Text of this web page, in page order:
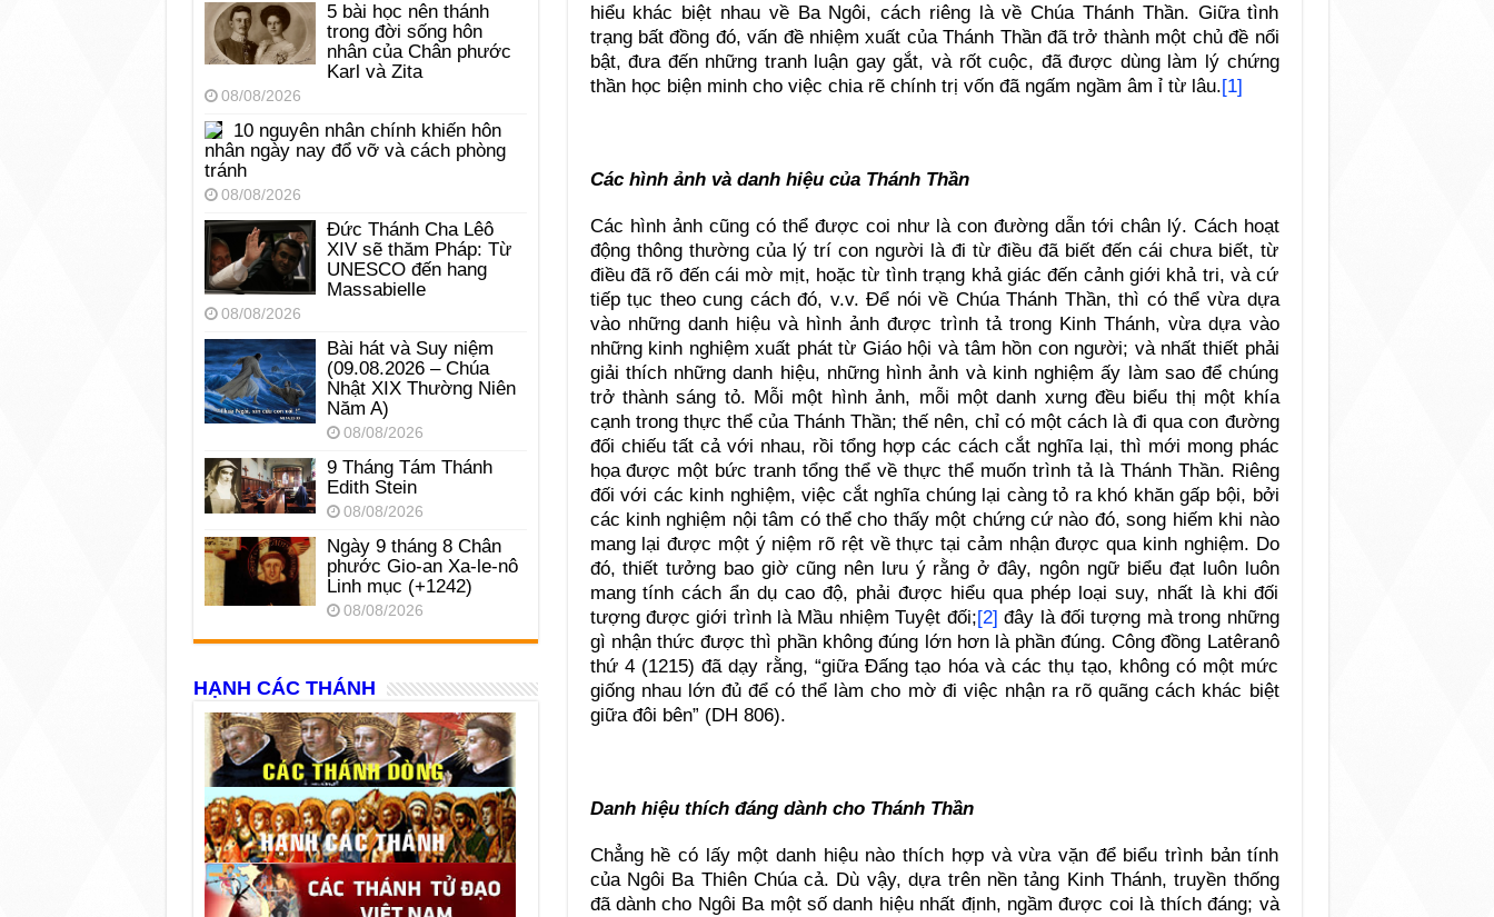
hiểu khác biệt nhau về Ba Ngôi, cách riêng là về Chúa Thánh Thần. Giữa tình
trạng bất đồng đó, vấn đề nhiệm xuất của Thánh Thần đã trở thành một chủ đề nổi
bật, đưa đến những tranh luận gay gắt, và rốt cuộc, đã được dùng làm lý chứng
thần học biện minh cho việc chia rẽ chính trị vốn đã ngấm ngầm âm ỉ từ lâu.[1]
Các hình ảnh và danh hiệu của Thánh Thần
Các hình ảnh cũng có thể được coi như là con đường dẫn tới chân lý. Cách hoạt
động thông thường của lý trí con người là đi từ điều đã biết đến cái chưa biết, từ
điều đã rõ đến cái mờ mịt, hoặc từ tình trạng khả giác đến cảnh giới khả tri, và cứ
tiếp tục theo cung cách đó, v.v. Để nói về Chúa Thánh Thần, thì có thể vừa dựa
vào những danh hiệu và hình ảnh được trình tả trong Kinh Thánh, vừa dựa vào
những kinh nghiệm xuất phát từ Giáo hội và tâm hồn con người; và nhất thiết phải
giải thích những danh hiệu, những hình ảnh và kinh nghiệm ấy làm sao để chúng
trở thành sáng tỏ. Mỗi một hình ảnh, mỗi một danh xưng đều biểu thị một khía
cạnh trong thực thể của Thánh Thần; thế nên, chỉ có một cách là đi qua con đường
đối chiếu tất cả với nhau, rồi tổng hợp các cách cắt nghĩa lại, thì mới mong phác
họa được một bức tranh tổng thể về thực thể muốn trình tả là Thánh Thần. Riêng
đối với các kinh nghiệm, việc cắt nghĩa chúng lại càng tỏ ra khó khăn gấp bội, bởi
các kinh nghiệm nội tâm có thể cho thấy một chứng cứ nào đó, song hiếm khi nào
mang lại được một ý niệm rõ rệt về thực tại cảm nhận được qua kinh nghiệm. Do
đó, thiết tưởng bao giờ cũng nên lưu ý rằng ở đây, ngôn ngữ biểu đạt luôn luôn
mang tính cách ẩn dụ cao độ, phải được hiểu qua phép loại suy, nhất là khi đối
tượng được giới trình là Mầu nhiệm Tuyệt đối;[2] đây là đối tượng mà trong những
gì nhận thức được thì phần không đúng lớn hơn là phần đúng. Công đồng Latêranô
thứ 4 (1215) đã dạy rằng, “giữa Đấng tạo hóa và các thụ tạo, không có một mức
giống nhau lớn đủ để có thể làm cho mờ đi việc nhận ra rõ quãng cách khác biệt
giữa đôi bên” (DH 806).
Danh hiệu thích đáng dành cho Thánh Thần
Chẳng hề có lấy một danh hiệu nào thích hợp và vừa vặn để biểu trình bản tính
của Ngôi Ba Thiên Chúa cả. Dù vậy, dựa trên nền tảng Kinh Thánh, truyền thống
đã dành cho Ngôi Ba một số danh hiệu nhất định, ngầm được coi là thích đáng; và
5 bài học nên thánh
trong đời sống hôn
nhân của Chân phước
Karl và Zita
08/08/2026
10 nguyên nhân chính khiến hôn
nhân ngày nay đổ vỡ và cách phòng
tránh
08/08/2026
Đức Thánh Cha Lêô
XIV sẽ thăm Pháp: Từ
UNESCO đến hang
Massabielle
08/08/2026
Bài hát và Suy niệm
(09.08.2026 – Chúa
Nhật XIX Thường Niên
Năm A)
08/08/2026
9 Tháng Tám Thánh
Edith Stein
08/08/2026
Ngày 9 tháng 8 Chân
phước Gio-an Xa-le-nô
Linh mục (+1242)
08/08/2026
HẠNH CÁC THÁNH